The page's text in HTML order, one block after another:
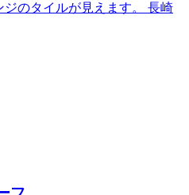
のタイルが見えます。 長崎